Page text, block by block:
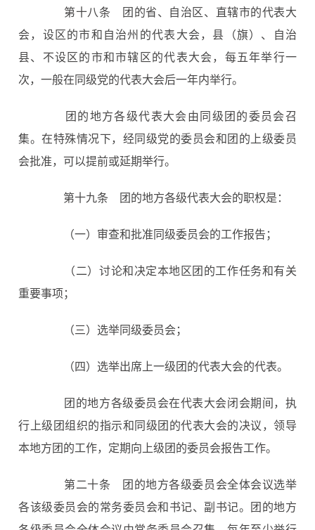
第十八条 团的省、自治区、直辖市的代表大
会，设区的市和自治州的代表大会，县（旗）、自治
县、不设区的市和市辖区的代表大会，每五年举行一
次，一般在同级党的代表大会后一年内举行。
团的地方各级代表大会由同级团的委员会召
集。在特殊情况下，经同级党的委员会和团的上级委员
会批准，可以提前或延期举行。
第十九条 团的地方各级代表大会的职权是：
（一）审查和批准同级委员会的工作报告；
（二）讨论和决定本地区团的工作任务和有关
重要事项；
（三）选举同级委员会；
（四）选举出席上一级团的代表大会的代表。
团的地方各级委员会在代表大会闭会期间，执
行上级团组织的指示和同级团的代表大会的决议，领导
本地方团的工作，定期向上级团的委员会报告工作。
第二十条 团的地方各级委员会全体会议选举
各该级委员会的常务委员会和书记、副书记。团的地方